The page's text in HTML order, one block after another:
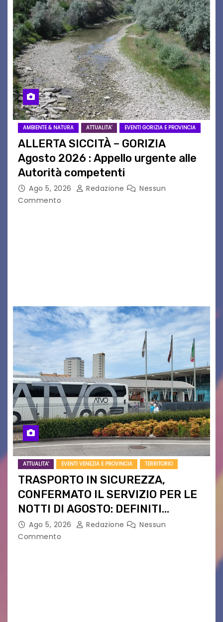
AMBIENTE & NATURA ATTUALITA' EVENTI GORIZIA E PROVINCIA
ALLERTA SICCITÀ – GORIZIA
Agosto 2026 : Appello urgente alle
Autorità competenti
Ago 5, 2026 Redazione
Nessun
Commento
ATTUALITA' EVENTI VENEZIA E PROVINCIA TERRITORIO
TRASPORTO IN SICUREZZA,
CONFERMATO IL SERVIZIO PER LE
NOTTI DI AGOSTO: DEFINITI
PERCORSI, FERMATE E ORARIO
Ago 5, 2026 Redazione
Nessun
Commento